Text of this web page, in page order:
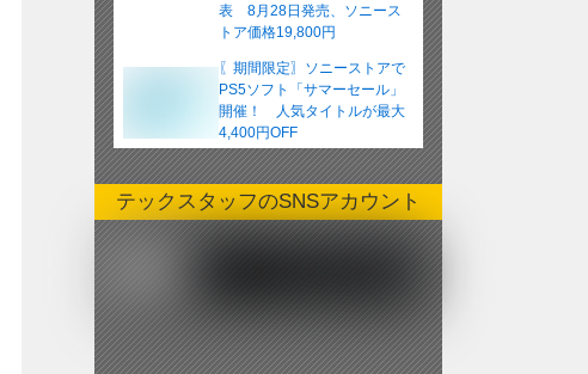
表 8月28日発売、ソニース
トア価格19,800円
〖期間限定〗ソニーストアで
PS5ソフト「サマーセール」
開催！ 人気タイトルが最大
4,400円OFF
テックスタッフのSNSアカウント